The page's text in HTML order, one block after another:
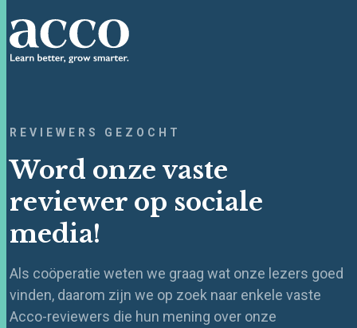
REVIEWERS GEZOCHT
Word onze vaste
reviewer op sociale
media!
Als coöperatie weten we graag wat onze lezers goed
vinden, daarom zijn we op zoek naar enkele vaste
Acco-reviewers die hun mening over onze